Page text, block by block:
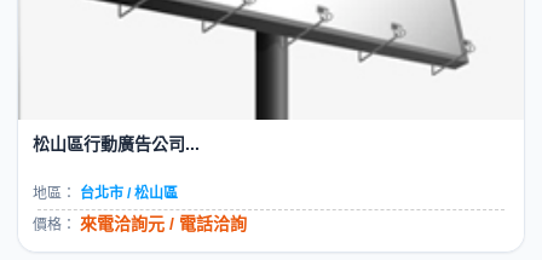
松山區行動廣告公司...
地區：
台北市 / 松山區
價格： 來電洽詢元 / 電話洽詢